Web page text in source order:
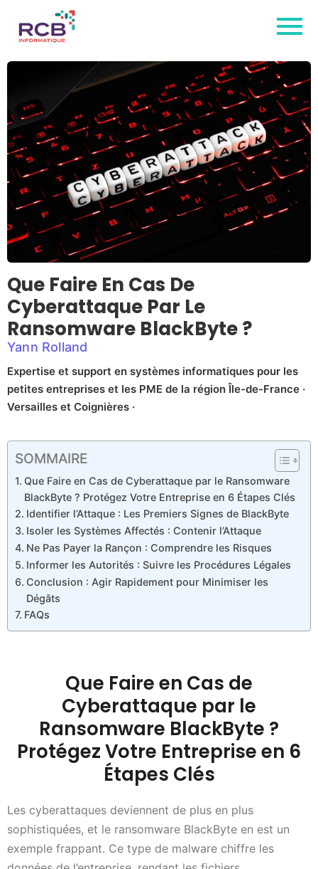
Que Faire En Cas De
Cyberattaque Par Le
Ransomware BlackByte ?
Yann Rolland
Expertise et support en systèmes informatiques pour les
petites entreprises et les PME de la région Île-de-France ·
Versailles et Coignières ·
SOMMAIRE
Que Faire en Cas de Cyberattaque par le Ransomware
BlackByte ? Protégez Votre Entreprise en 6 Étapes Clés
Identifier l’Attaque : Les Premiers Signes de BlackByte
Isoler les Systèmes Affectés : Contenir l’Attaque
Ne Pas Payer la Rançon : Comprendre les Risques
Informer les Autorités : Suivre les Procédures Légales
Conclusion : Agir Rapidement pour Minimiser les
Dégâts
FAQs
Que Faire en Cas de
Cyberattaque par le
Ransomware BlackByte ?
Protégez Votre Entreprise en 6
Étapes Clés
Les cyberattaques deviennent de plus en plus
sophistiquées, et le ransomware BlackByte en est un
exemple frappant. Ce type de malware chiffre les